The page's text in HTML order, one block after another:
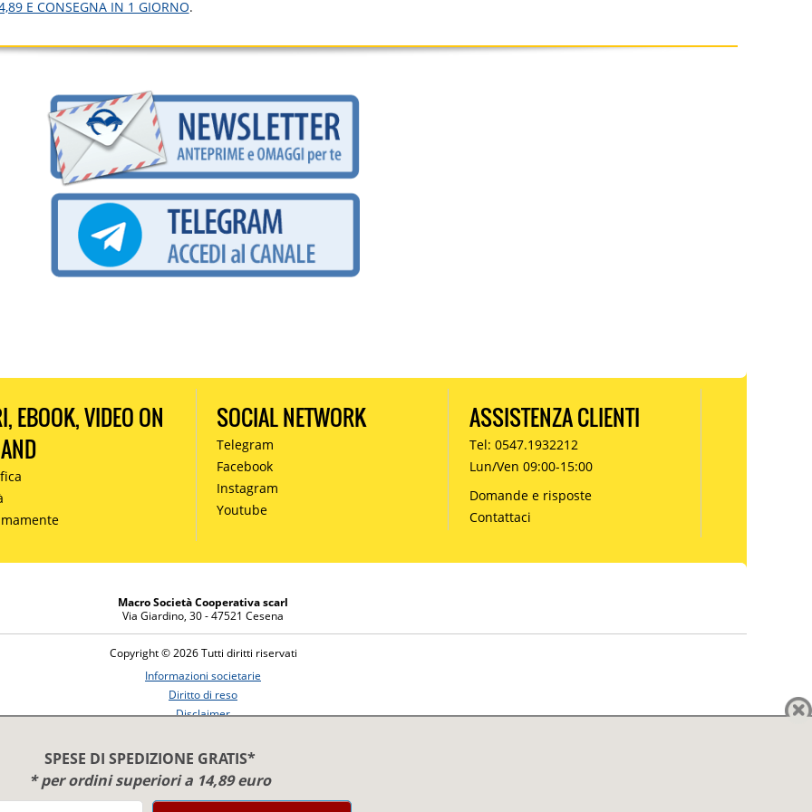
SPESE DI SPEDIZIONE GRATIS*
* per ordini superiori a 14,89 euro
E CONSEGNA IN 1 GIORNO.
EBOOK, VIDEO ON
SOCIAL NETWORK
Telegram
Facebook
Instagram
Youtube
ASSISTENZA CLIENTI
Tel: 0547.1932212
Lun/Ven 09:00-15:00
Domande e risposte
Contattaci
Macro Società Cooperativa scarl
Via Giardino, 30 - 47521 Cesena
Copyright © 2026 Tutti diritti riservati
Informazioni societarie
Diritto di reso
Disclaimer